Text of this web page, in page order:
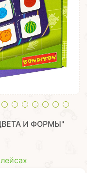
И ФОРМЫ"